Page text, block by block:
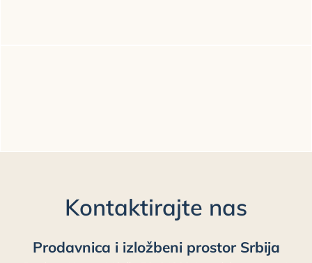
Kontaktirajte nas
Prodavnica i izložbeni prostor Srbija